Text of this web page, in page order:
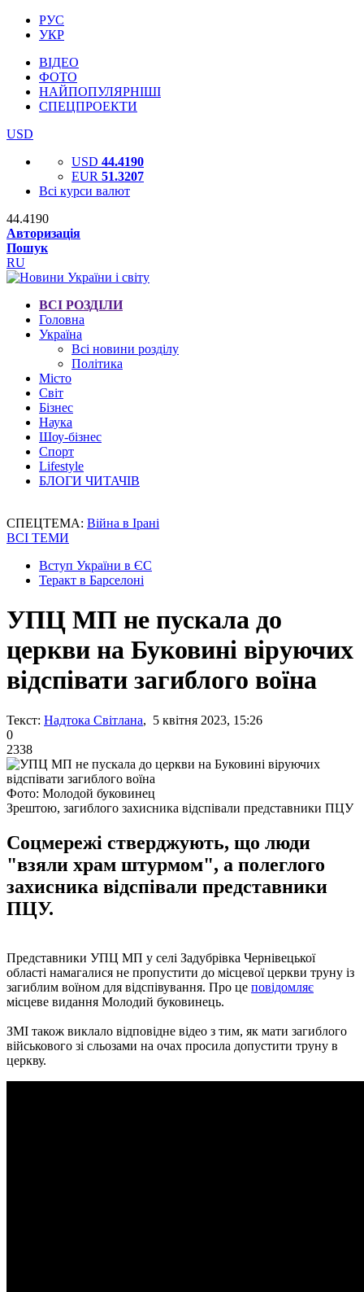
РУС
УКР
ВІДЕО
ФОТО
НАЙПОПУЛЯРНІШІ
СПЕЦПРОЕКТИ
USD
USD 44.4190
EUR 51.3207
Всі курси валют
44.4190
Авторизація
Пошук
RU
ВСІ РОЗДІЛИ
Головна
Україна
Всі новини розділу
Політика
Місто
Світ
Бізнес
Наука
Шоу-бізнес
Спорт
Lifestyle
БЛОГИ ЧИТАЧІВ
СПЕЦТЕМА: Війна в Ірані
ВСІ ТЕМИ
Вступ України в ЄС
Теракт в Барселоні
УПЦ МП не пускала до
церкви на Буковині віруючих
відспівати загиблого воїна
Текст: Надтока Світлана, 5 квітня 2023, 15:26
0
2338
Фото: Молодой буковинец
Зрештою, загиблого захисника відспівали представники ПЦУ
Соцмережі стверджують, що люди
"взяли храм штурмом", а полеглого
захисника відспівали представники
ПЦУ.
Представники УПЦ МП у селі Задубрівка Чернівецької
області намагалися не пропустити до місцевої церкви труну із
загиблим воїном для відспівування. Про це повідомляє
місцеве видання Молодий буковинець.
ЗМІ також виклало відповідне відео з тим, як мати загиблого
військового зі сльозами на очах просила допустити труну в
церкву.